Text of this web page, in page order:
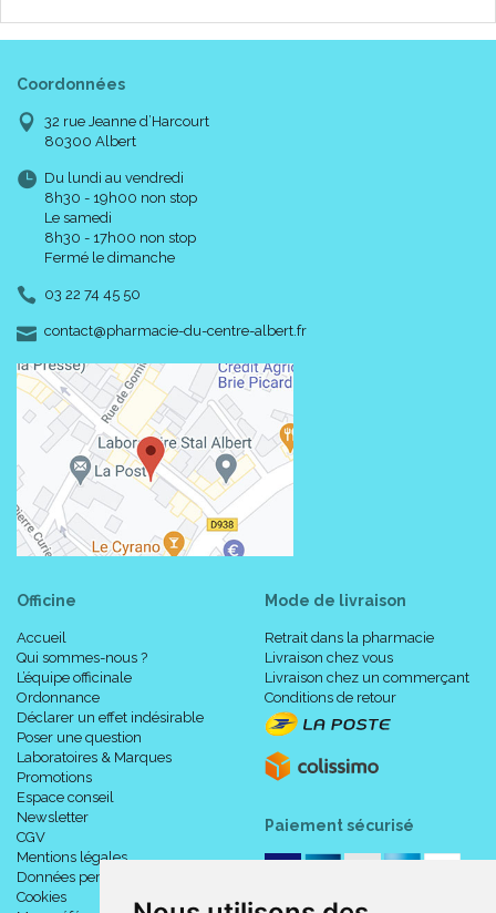
Coordonnées
32 rue Jeanne d’Harcourt
80300 Albert
Du lundi au vendredi
8h30 - 19h00 non stop
Le samedi
8h30 - 17h00 non stop
Fermé le dimanche
03 22 74 45 50
contact-
@-
pharmacie-du-centre-albert.fr
Officine
Accueil
Qui sommes-nous ?
L’équipe officinale
Ordonnance
Déclarer un effet indésirable
Poser une question
Laboratoires & Marques
Promotions
Espace conseil
Newsletter
CGV
Mentions légales
Données personnelles
Cookies
Mode de livraison
Retrait dans la pharmacie
Livraison chez vous
Livraison chez un commerçant
Conditions de retour
Paiement sécurisé